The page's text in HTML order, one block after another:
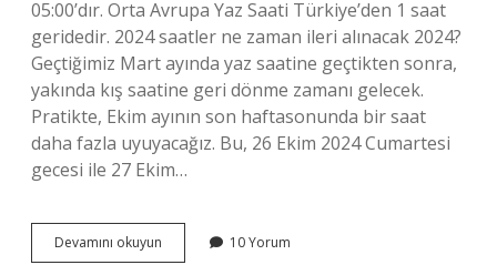
05:00’dır. Orta Avrupa Yaz Saati Türkiye’den 1 saat
geridedir. 2024 saatler ne zaman ileri alınacak 2024?
Geçtiğimiz Mart ayında yaz saatine geçtikten sonra,
yakında kış saatine geri dönme zamanı gelecek.
Pratikte, Ekim ayının son haftasonunda bir saat
daha fazla uyuyacağız. Bu, 26 Ekim 2024 Cumartesi
gecesi ile 27 Ekim…
Devamını okuyun
Ne
10 Yorum